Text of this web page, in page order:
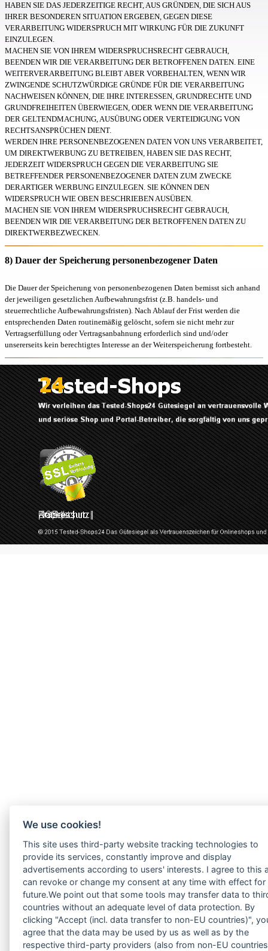
We use cookies!
This site uses third-party website tracking technologies to
provide its services, constantly improve and display
advertisements according to users' interests. I agree to this
can revoke or change my consent at any time with effect for
future.We point out that some tools may transfer data to
countries without an adequate level of data protection. By
clicking "Accept (incl. data transfer to non-EU countries)",
agree that the data may be used by us as well as by the
respective third-party providers (also from non-EU
HABEN SIE DAS JEDERZEITIGE RECHT, AUS GRÜNDEN, DIE SICH AUS
IHRER BESONDEREN SITUATION ERGEBEN, GEGEN DIESE
VERARBEITUNG WIDERSPRUCH MIT WIRKUNG FÜR DIE ZUKUNFT
EINZULEGEN.
MACHEN SIE VON IHREM WIDERSPRUCHSRECHT GEBRAUCH,
BEENDEN WIR DIE VERARBEITUNG DER BETROFFENEN DATEN. EINE
WEITERVERARBEITUNG BLEIBT ABER VORBEHALTEN, WENN WIR
ZWINGENDE SCHUTZWÜRDIGE GRÜNDE FÜR DIE VERARBEITUNG
NACHWEISEN KÖNNEN, DIE IHRE INTERESSEN, GRUNDRECHTE UND
GRUNDFREIHEITEN ÜBERWIEGEN, ODER WENN DIE VERARBEITUNG
DER GELTENDMACHUNG, AUSÜBUNG ODER VERTEIDIGUNG VON
RECHTSANSPRÜCHEN DIENT.
WERDEN IHRE PERSONENBEZOGENEN DATEN VON UNS VERARBEITET,
UM DIREKTWERBUNG ZU BETREIBEN, HABEN SIE DAS RECHT,
JEDERZEIT WIDERSPRUCH GEGEN DIE VERARBEITUNG SIE
BETREFFENDER PERSONENBEZOGENER DATEN ZUM ZWECKE
DERARTIGER WERBUNG EINZULEGEN. SIE KÖNNEN DEN
WIDERSPRUCH WIE OBEN BESCHRIEBEN AUSÜBEN.
MACHEN SIE VON IHREM WIDERSPRUCHSRECHT GEBRAUCH,
BEENDEN WIR DIE VERARBEITUNG DER BETROFFENEN DATEN ZU
DIREKTWERBEZWECKEN.
8) Dauer der Speicherung personenbezogener Daten
Die Dauer der Speicherung von personenbezogenen Daten bemisst sich anhand
der jeweiligen gesetzlichen Aufbewahrungsfrist (z.B. handels- und
steuerrechtliche Aufbewahrungsfristen). Nach Ablauf der Frist werden die
entsprechenden Daten routinemäßig gelöscht, sofern sie nicht mehr zur
Vertragserfüllung oder Vertragsanbahnung erforderlich sind und/oder
unsererseits kein berechtigtes Interesse an der Weiterspeicherung fortbesteht.